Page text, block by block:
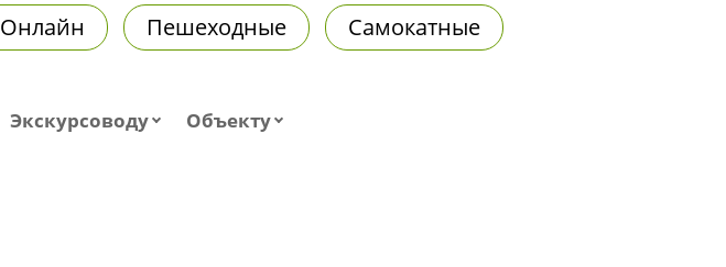
Онлайн Пешеходные Самокатные
Экскурсоводу Объекту